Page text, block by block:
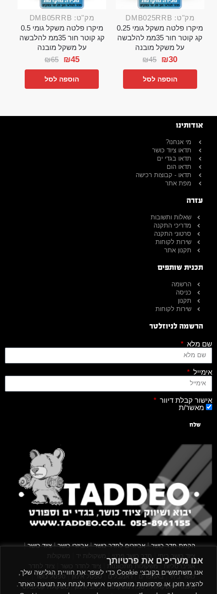
אנו מעריכים את פרטיותך
אנו משתמשים בקובצי Cookie כדי לשפר את חוויית הגלישה שלך,
להציג תוכן או פרסומות מותאמים אישית ולנתח את תנועת האתר.
מק"ט: DMB025RRB
מיקרו פלטה משקל גומי 0.25
קג קוטר חור 35ממ להלבשה
על משקל מובנה
₪45 ₪30
הוספה לסל
מק"ט: DMB05RRB
מיקרו פלטה משקל גומי 0.5
קג קוטר חור 35ממ להלבשה
על משקל מובנה
₪65 ₪45
הוספה לסל
אודותינו
מי אנחנו?
תדאו ציוד כושר
תדאו בגדי ים
תדאו הום
תדאו - קבוצות רכישה
מפת אתר
עזרה
שאלות ותשובות
מדריכי התקנה
סרטוני התקנה
שירות לקוחות
תקנון אתר
תכנית שותפים
הרשמה
כניסה
תקנון
שירות לקוחות
הרשמה לניוזלטר
שם מלא
אימייל
אישור קבלת דיוור
מאשר/ת
שלח
הקמת חדר כושר|אביזרים לחדר כושר|אביזרי כושר|ציוד כושר|
ציוד כושר ביתי חדר כושר פרטי משקולות יד
משקולות
אוניברסליות |משקולות מתכווננות ציוד לחדר כושר
ציוד לחדר
כושר ביתי|באמפרים |דאמבלים |ספסל אימון | ספסל כושר|
מעמד למשקולות|ספת משקולות |כלוב אימון |משקולת קטלבלס